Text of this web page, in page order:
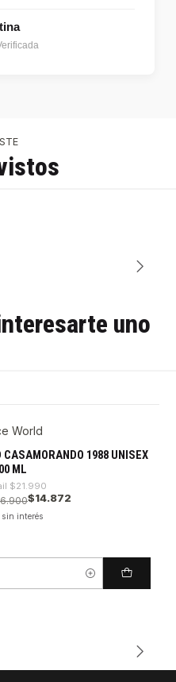
uno
World
1988 UNISEX
ML
$21.990
$14.872
interés